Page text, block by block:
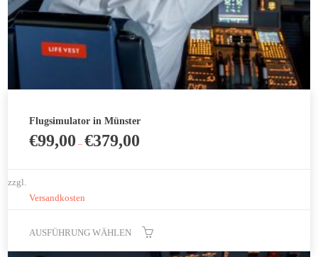
werden
Flugsimulator in Münster
€99,00 –€379,00
zzgl.
Versandkosten
AUSFÜHRUNG WÄHLEN